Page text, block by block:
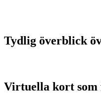
Tydlig överblick
Virtuella kort som